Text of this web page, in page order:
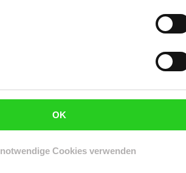
OK
Cookies verwenden
ist nicht im Lieferumfang enthalten.
Produkte auf die Inseln ist nicht
mit einer
über 800W müssen durch eine